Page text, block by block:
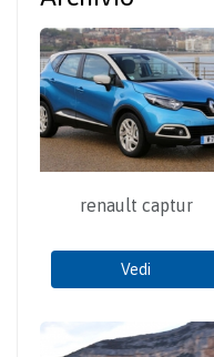
renault captur
Vedi